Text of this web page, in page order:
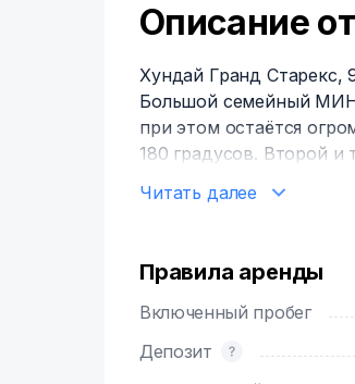
Описание
Хундай Гранд Старекс,
Большой семейный
при этом остаётся
180 градусов. Второй
Автомобиль
загородных поездок с
Машина идеально
Комфорт,
Читать далее
Правила аренды
Включенный пробег
Депозит